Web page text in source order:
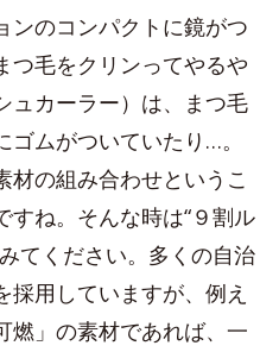
ンのコンパクトに鏡がつ
つ毛をクリンってやるや
ュカーラー）は、まつ毛
ゴムがついていたり…。
材の組み合わせというこ
すね。そんな時は“９割ル
てください。多くの自治
採用していますが、例え
燃」の素材であれば、一